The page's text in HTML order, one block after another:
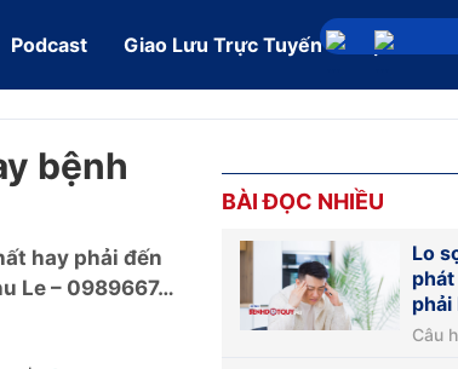
Podcast Giao Lưu Trực Tuyến Địa chỉ
bệnh
hay phải đến
Le – 0989667…
BÀI ĐỌC NHIỀU
Lo
phải
Câu